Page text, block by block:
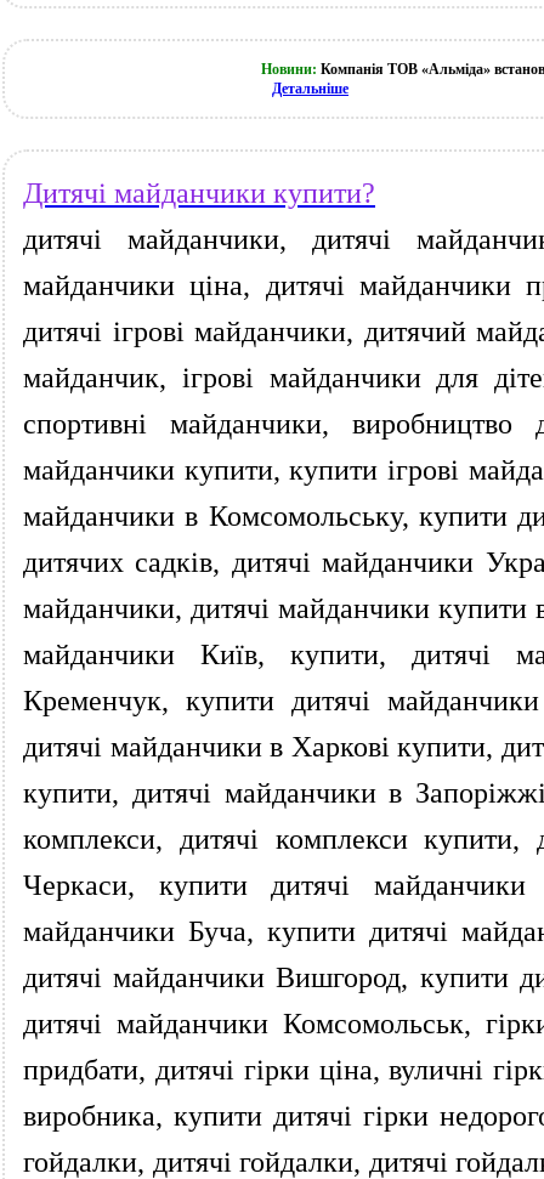
Новини: Компанія ТОВ «Альміда»
Детальніше
Дитячі майданчики купити?
дитячі майданчики, дитячі
майданчики ціна, дитячі майданчики
дитячі ігрові майданчики, дитячий
майданчик, ігрові майданчики для
спортивні майданчики, виробництво
майданчики купити, купити ігрові
майданчики в Комсомольську, купити
дитячих садків, дитячі майданчики
майданчики, дитячі майданчики купити
майданчики Київ, купити, дитячі
Кременчук, купити дитячі
дитячі майданчики в Харкові купити,
купити, дитячі майданчики в
комплекси, дитячі комплекси
Черкаси, купити дитячі
майданчики Буча, купити дитячі
дитячі майданчики Вишгород, купити
дитячі майданчики Комсомольськ,
придбати, дитячі гірки ціна, вуличні
виробника, купити дитячі гірки
гойдалки, дитячі гойдалки, дитячі